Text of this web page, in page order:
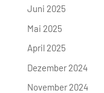
Juni 2025
Mai 2025
April 2025
Dezember 2024
November 2024